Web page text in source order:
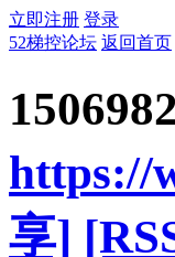
立即注册 登录
52梯控论坛 返回首页
https://
享]